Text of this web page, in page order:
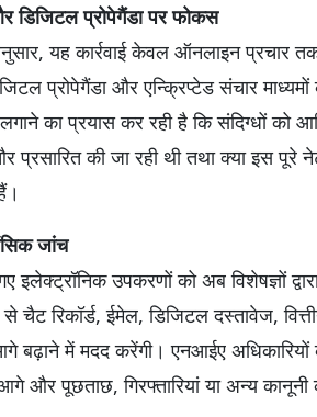
प्रोपेगैंडा पर फोकस
यह कार्रवाई केवल ऑनलाइन प्रचार
प्रोपेगैंडा और एन्क्रिप्टेड संचार
का प्रयास कर रही है कि संदिग्धों को
प्रसारित की जा रही थी तथा क्या इस पूरे
जांच
इलेक्ट्रॉनिक उपकरणों को अब विशेषज्ञों
चैट रिकॉर्ड, ईमेल, डिजिटल दस्तावेज,
में मदद करेंगी। एनआईए अधिकारियों
पूछताछ, गिरफ्तारियां या अन्य कानूनी